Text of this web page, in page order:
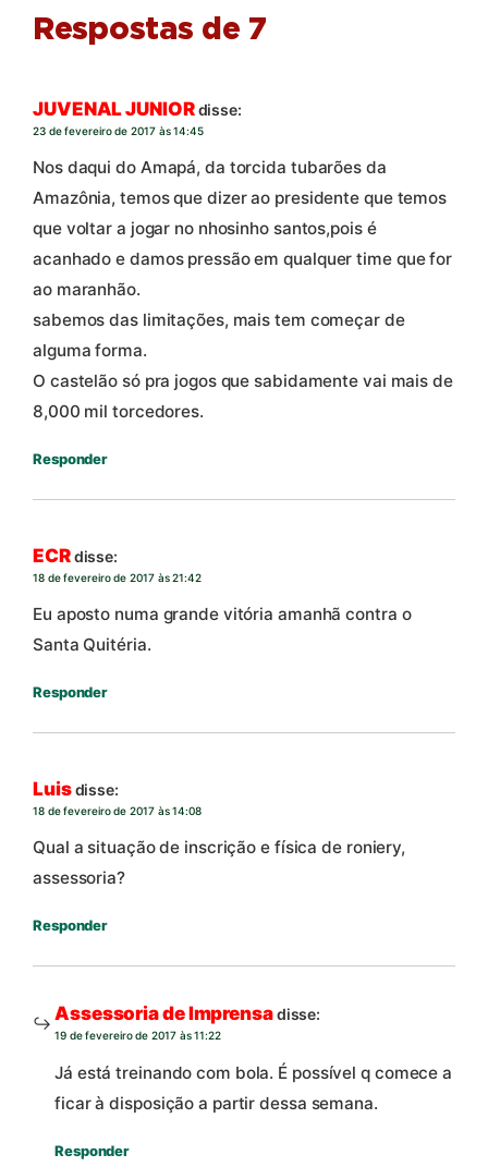
Respostas de 7
JUVENAL JUNIORdisse:
23 de fevereiro de 2017 às 14:45
Nos daqui do Amapá, da torcida tubarões da
Amazônia, temos que dizer ao presidente que temos
que voltar a jogar no nhosinho santos,pois é
acanhado e damos pressão em qualquer time que for
ao maranhão.
sabemos das limitações, mais tem começar de
alguma forma.
O castelão só pra jogos que sabidamente vai mais de
8,000 mil torcedores.
Responder
ECRdisse:
18 de fevereiro de 2017 às 21:42
Eu aposto numa grande vitória amanhã contra o
Santa Quitéria.
Responder
Luisdisse:
18 de fevereiro de 2017 às 14:08
Qual a situação de inscrição e física de roniery,
assessoria?
Responder
Assessoria de Imprensadisse:
19 de fevereiro de 2017 às 11:22
Já está treinando com bola. É possível q comece a
ficar à disposição a partir dessa semana.
Responder